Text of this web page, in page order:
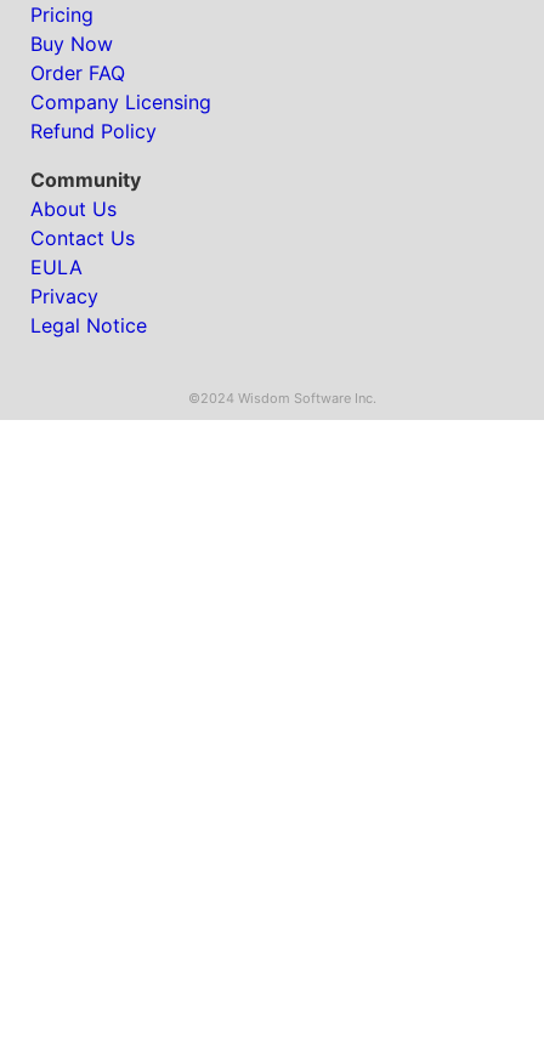
Pricing
Buy Now
Order FAQ
Company Licensing
Refund Policy
Community
About Us
Contact Us
EULA
Privacy
Legal Notice
©2024 Wisdom Software Inc.